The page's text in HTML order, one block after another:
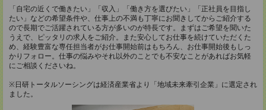
「自宅の近くで働きたい」「収入」「働き方を選びたい」「正社員を目指し
たい」などの希望条件や、仕事上の不満も丁寧にお聞きしてからご紹介する
ので長期でご活躍されている方が多いのが特長です。まずはご希望を聞いた
うえで、ピッタリの求人をご紹介。また安心してお仕事を続けていただくた
め、経験豊富な専任担当者がお仕事開始前はもちろん、お仕事開始後もしっ
かりフォロー。仕事の悩みやそれ以外のことでも不安なことがあればお気軽
にご相談くださいね。
※日研トータルソーシングは経済産業省より「地域未来牽引企業」に選定され
ました。